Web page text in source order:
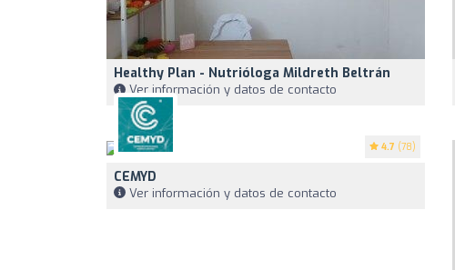
Healthy Plan - Nutrióloga Mildreth Beltrán
Ver información y datos de contacto
4.7 (78)
CEMYD
Ver información y datos de contacto